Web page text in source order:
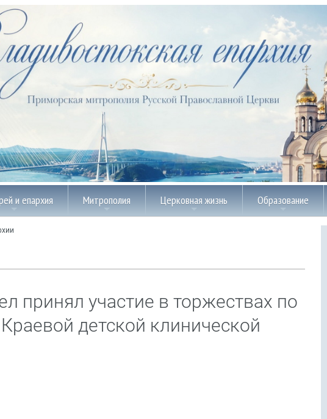
и епархия Митрополия Церковная жизнь Образование
принял участие в торжествах по
детской клинической